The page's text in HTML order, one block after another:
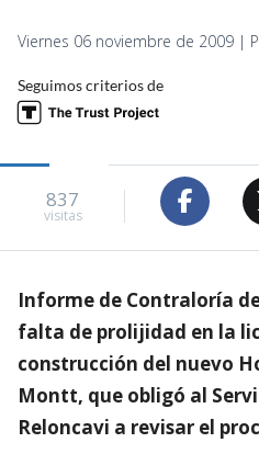
Viernes 06 noviembre de 2009 |
Seguimos criterios de
837
visitas
Informe de Contraloría
falta de prolijidad en la
construcción del nuevo
Montt, que obligó al
Reloncavi a revisar el